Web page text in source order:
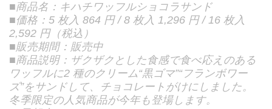
■商品名：キハチワッフルショコラサンド
■価格：5 枚入 864 円 / 8 枚入 1,296 円 / 16 枚入
2,592 円（税込）
■販売期間：販売中
■商品説明：ザクザクとした食感で食べ応えのある
ワッフルに2 種のクリーム“黒ゴマ”“フランボワー
ズ”をサンドして、チョコレートがけにしました。
冬季限定の人気商品が今年も登場します。